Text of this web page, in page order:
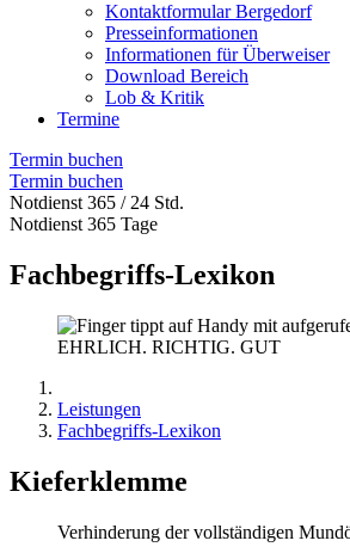
Kontaktformular Bergedorf
Presseinformationen
Informationen für Überweiser
Download Bereich
Lob & Kritik
Termine
Termin buchen
Termin buchen
Notdienst 365 / 24 Std.
Notdienst 365 Tage
Fachbegriffs-Lexikon
EHRLICH. RICHTIG. GUT
Leistungen
Fachbegriffs-Lexikon
Kieferklemme
Verhinderung der vollständigen